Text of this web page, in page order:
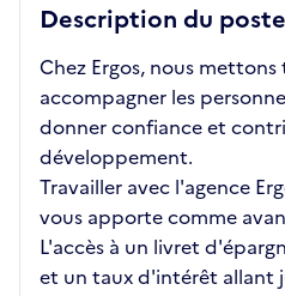
Description du poste
Chez Ergos, nous
accompagner les
donner confiance et
développement.
Travailler avec l'agence
vous apporte comme
L'accès à un livret
et un taux d'intérêt allant